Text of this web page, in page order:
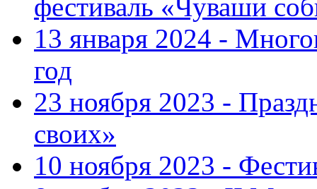
фестиваль «Чуваши
13 января 2024 -
год
23 ноября 2023 -
своих»
10 ноября 2023 -